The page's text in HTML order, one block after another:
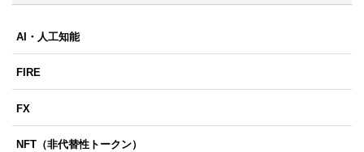
AI・人工知能
FIRE
FX
NFT（非代替性トークン）